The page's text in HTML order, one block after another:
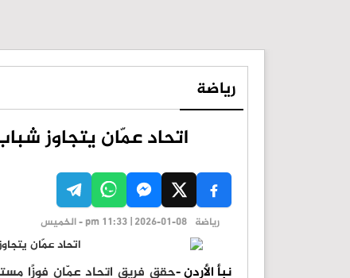
رياضة
اتحاد عمّان يتجاوز
رياضة pm 11:33 | 2026-01-08 - الخميس
نبأ الأردن -